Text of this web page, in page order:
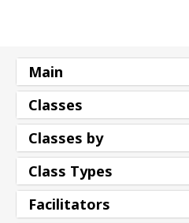
Main
Classes
Classes by
Class Types
Facilitators